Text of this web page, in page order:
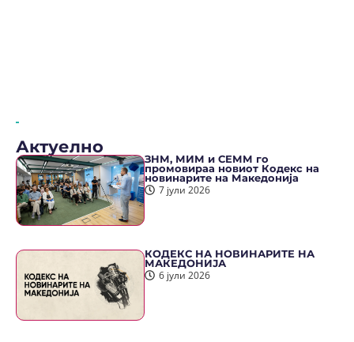
Актуелно
ЗНМ, МИМ и СЕММ го
промовираа новиот Кодекс на
новинарите на Македонија
7 јули 2026
КОДЕКС НА НОВИНАРИТЕ НА
МАКЕДОНИЈА
6 јули 2026